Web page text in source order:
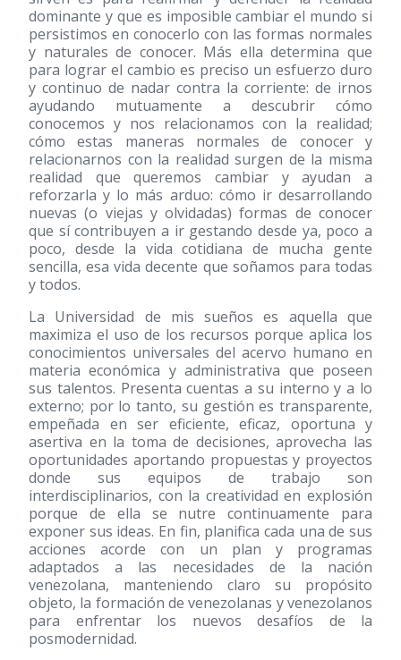
dominante y que es imposible cambiar el mundo si
persistimos en conocerlo con las formas normales
y naturales de conocer. Más ella determina que
para lograr el cambio es preciso un esfuerzo duro
y continuo de nadar contra la corriente: de irnos
ayudando mutuamente a descubrir cómo
conocemos y nos relacionamos con la realidad;
cómo estas maneras normales de conocer y
relacionarnos con la realidad surgen de la misma
realidad que queremos cambiar y ayudan a
reforzarla y lo más arduo: cómo ir desarrollando
nuevas (o viejas y olvidadas) formas de conocer
que sí contribuyen a ir gestando desde ya, poco a
poco, desde la vida cotidiana de mucha gente
sencilla, esa vida decente que soñamos para todas
y todos.
La Universidad de mis sueños es aquella que
maximiza el uso de los recursos porque aplica los
conocimientos universales del acervo humano en
materia económica y administrativa que poseen
sus talentos. Presenta cuentas a su interno y a lo
externo; por lo tanto, su gestión es transparente,
empeñada en ser eficiente, eficaz, oportuna y
asertiva en la toma de decisiones, aprovecha las
oportunidades aportando propuestas y proyectos
donde sus equipos de trabajo son
interdisciplinarios, con la creatividad en explosión
porque de ella se nutre continuamente para
exponer sus ideas. En fin, planifica cada una de sus
acciones acorde con un plan y programas
adaptados a las necesidades de la nación
venezolana, manteniendo claro su propósito
objeto, la formación de venezolanas y venezolanos
para enfrentar los nuevos desafíos de la
posmodernidad.